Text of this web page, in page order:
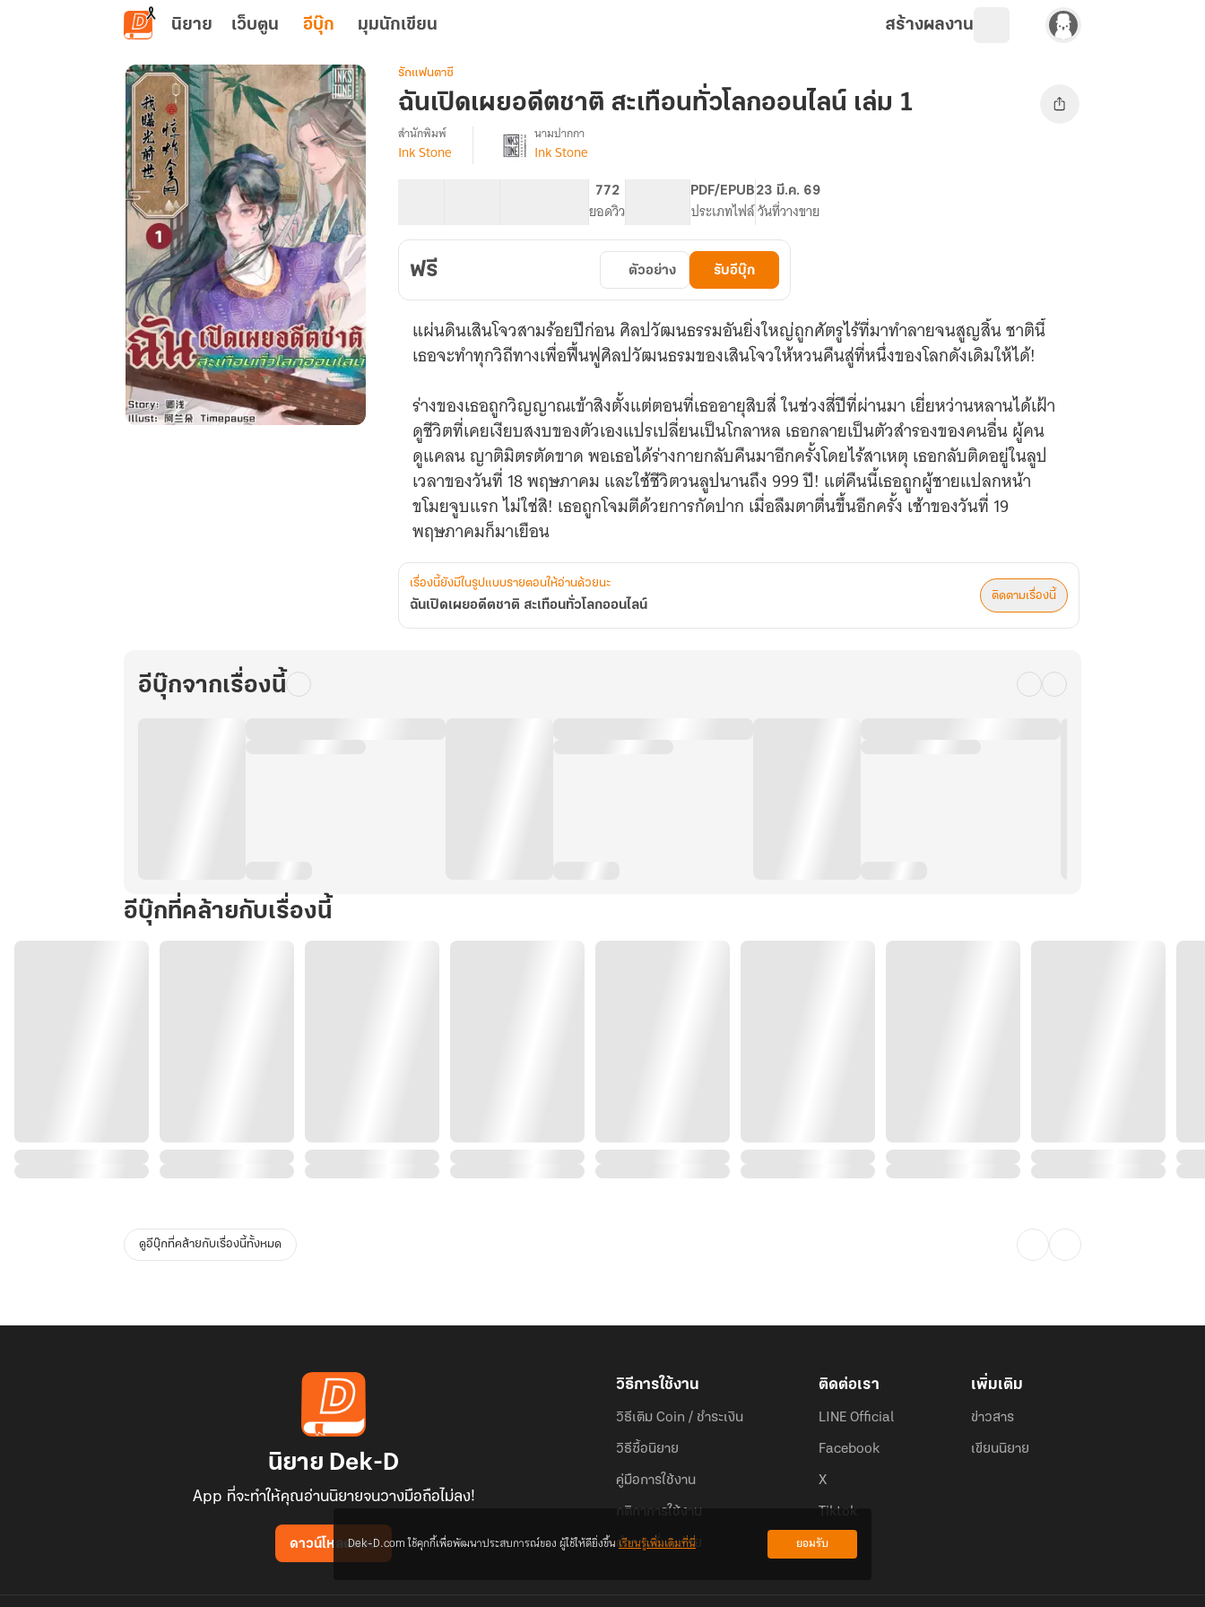
ข้ามไปยังเนื้อหาหลัก
นิยาย เว็บตูน อีบุ๊ก มุมนักเขียน สร้างผลงาน
รักแฟนตาซี
ฉันเปิดเผยอดีตชาติ สะเทือนทั่วโลกออนไลน์ เล่ม 1
เรื่อง
ชาติ
สะเทือน
ทั่ว
โลก
สำนักพิมพ์
Ink Stone
นามปากกา
Ink Stone
772
ยอดวิว
PDF/EPUB
ประเภทไฟล์
23 มี.ค. 69
วันที่วางขาย
ฟรี ตัวอย่าง รับอีบุ๊ก
แผ่นดินเสินโจวสามร้อยปีก่อน ศิลปวัฒนธรรมอันยิ่งใหญ่ถูกศัตรูไร้ที่มาทำลายจนสูญสิ้น ชาตินี้
เธอจะทำทุกวิถีทางเพื่อฟื้นฟูศิลปวัฒนธรมของเสินโจวให้หวนคืนสู่ที่หนึ่งของโลกดังเดิมให้ได้!
ร่างของเธอถูกวิญญาณเข้าสิงตั้งแต่ตอนที่เธออายุสิบสี่ ในช่วงสี่ปีที่ผ่านมา เยี่ยหว่านหลานได้เฝ้า
ดูชีวิตที่เคยเงียบสงบของตัวเองแปรเปลี่ยนเป็นโกลาหล เธอกลายเป็นตัวสำรองของคนอื่น ผู้คน
ดูแคลน ญาติมิตรตัดขาด พอเธอได้ร่างกายกลับคืนมาอีกครั้งโดยไร้สาเหตุ เธอกลับติดอยู่ในลูป
เวลาของวันที่ 18 พฤษภาคม และใช้ชีวิตวนลูปนานถึง 999 ปี! แต่คืนนี้เธอถูกผู้ชายแปลกหน้า
ขโมยจูบแรก ไม่ใช่สิ! เธอถูกโจมตีด้วยการกัดปาก เมื่อลืมตาตื่นขึ้นอีกครั้ง เช้าของวันที่ 19
พฤษภาคมก็มาเยือน
เรื่องนี้ยังมีในรูปแบบรายตอนให้อ่านด้วยนะ
ฉันเปิดเผยอดีตชาติ สะเทือนทั่วโลกออนไลน์
ติดตามเรื่องนี้
อีบุ๊กจากเรื่องนี้
อีบุ๊กที่คล้ายกับเรื่องนี้
ดูอีบุ๊กที่คล้ายกับเรื่องนี้ทั้งหมด
นิยาย Dek-D
App ที่จะทำให้คุณอ่านนิยายจนวางมือถือไม่ลง!
ดาวน์โหลดแอป
วิธีการใช้งาน
วิธีเติม Coin / ชำระเงิน
วิธีซื้อนิยาย
คู่มือการใช้งาน
กติกาการใช้งาน
คำถามที่พบบ่อย
ติดต่อเรา
LINE Official
Facebook
X
Tiktok
เพิ่มเติม
ข่าวสาร
เขียนนิยาย
Dek-D.com ใช้คุกกี้เพื่อพัฒนาประสบการณ์ของ ผู้ใช้ให้ดียิ่งขึ้นเรียนรู้เพิ่มเติมที่นี่ ยอมรับ